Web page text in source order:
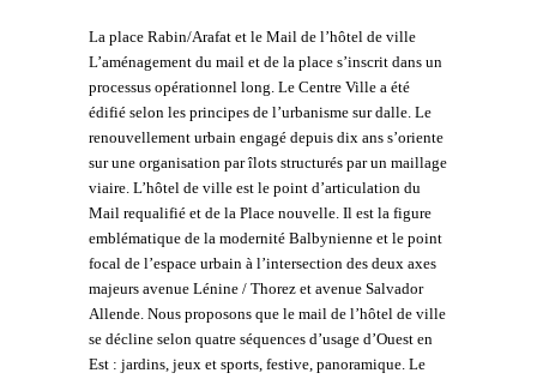
La place Rabin/Arafat et le Mail de l’hôtel de ville
L’aménagement du mail et de la place s’inscrit dans un
processus opérationnel long. Le Centre Ville a été
édifié selon les principes de l’urbanisme sur dalle. Le
renouvellement urbain engagé depuis dix ans s’oriente
sur une organisation par îlots structurés par un maillage
viaire. L’hôtel de ville est le point d’articulation du
Mail requalifié et de la Place nouvelle. Il est la figure
emblématique de la modernité Balbynienne et le point
focal de l’espace urbain à l’intersection des deux axes
majeurs avenue Lénine / Thorez et avenue Salvador
Allende. Nous proposons que le mail de l’hôtel de ville
se décline selon quatre séquences d’usage d’Ouest en
Est : jardins, jeux et sports, festive, panoramique. Le